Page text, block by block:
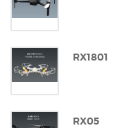
RX1801
RX05